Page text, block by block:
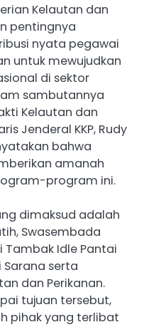
Kelautan dan
pentingnya
nyata pegawai
untuk mewujudkan
di sektor
sambutannya
Kelautan dan
Jenderal KKP, Rudy
bahwa
amanah
program ini.
dimaksud adalah
Swasembada
Tambak Idle Pantai
Sarana serta
dan Perikanan.
tujuan tersebut,
pihak yang terlibat